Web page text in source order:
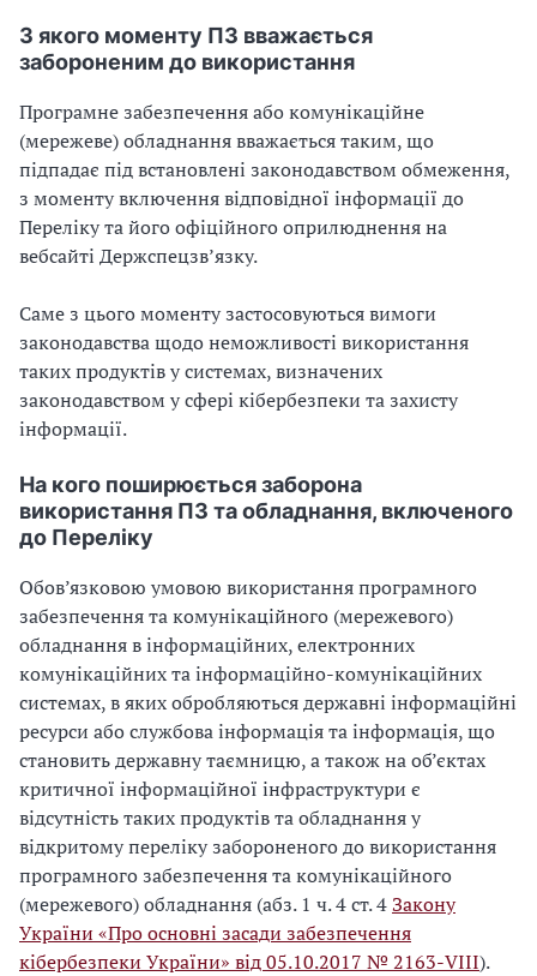
З якого моменту ПЗ вважається
забороненим до використання
Програмне забезпечення або комунікаційне
(мережеве) обладнання вважається таким, що
підпадає під встановлені законодавством обмеження,
з моменту включення відповідної інформації до
Переліку та його офіційного оприлюднення на
вебсайті Держспецзвʼязку.
Саме з цього моменту застосовуються вимоги
законодавства щодо неможливості використання
таких продуктів у системах, визначених
законодавством у сфері кібербезпеки та захисту
інформації.
На кого поширюється заборона
використання ПЗ та обладнання, включеного
до Переліку
Обов’язковою умовою використання програмного
забезпечення та комунікаційного (мережевого)
обладнання в інформаційних, електронних
комунікаційних та інформаційно-комунікаційних
системах, в яких обробляються державні інформаційні
ресурси або службова інформація та інформація, що
становить державну таємницю, а також на об’єктах
критичної інформаційної інфраструктури є
відсутність таких продуктів та обладнання у
відкритому переліку забороненого до використання
програмного забезпечення та комунікаційного
(мережевого) обладнання (абз. 1 ч. 4 ст. 4Закону
України «Про основні засади забезпечення
кібербезпеки України» від 05.10.2017 № 2163-VIII).